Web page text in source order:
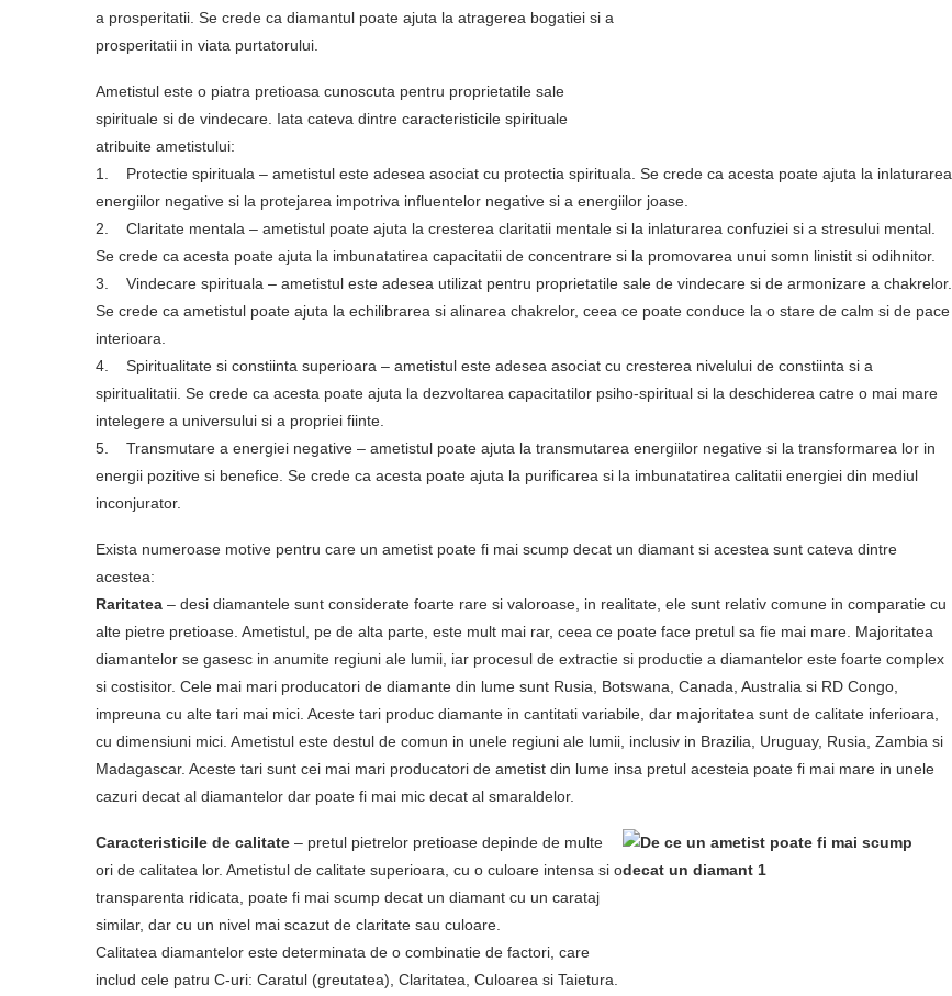
a prosperitatii. Se crede ca diamantul poate ajuta la atragerea bogatiei si a
prosperitatii in viata purtatorului.
Ametistul este o piatra pretioasa cunoscuta pentru proprietatile sale
spirituale si de vindecare. Iata cateva dintre caracteristicile spirituale
atribuite ametistului:
1. Protectie spirituala – ametistul este adesea asociat cu protectia spirituala. Se crede ca acesta poate ajuta la inlaturarea
energiilor negative si la protejarea impotriva influentelor negative si a energiilor joase.
2. Claritate mentala – ametistul poate ajuta la cresterea claritatii mentale si la inlaturarea confuziei si a stresului mental.
Se crede ca acesta poate ajuta la imbunatatirea capacitatii de concentrare si la promovarea unui somn linistit si odihnitor.
3. Vindecare spirituala – ametistul este adesea utilizat pentru proprietatile sale de vindecare si de armonizare a chakrelor.
Se crede ca ametistul poate ajuta la echilibrarea si alinarea chakrelor, ceea ce poate conduce la o stare de calm si de pace
interioara.
4. Spiritualitate si constiinta superioara – ametistul este adesea asociat cu cresterea nivelului de constiinta si a
spiritualitatii. Se crede ca acesta poate ajuta la dezvoltarea capacitatilor psiho-spiritual si la deschiderea catre o mai mare
intelegere a universului si a propriei fiinte.
5. Transmutare a energiei negative – ametistul poate ajuta la transmutarea energiilor negative si la transformarea lor in
energii pozitive si benefice. Se crede ca acesta poate ajuta la purificarea si la imbunatatirea calitatii energiei din mediul
inconjurator.
Exista numeroase motive pentru care un ametist poate fi mai scump decat un diamant si acestea sunt cateva dintre
acestea:
Raritatea – desi diamantele sunt considerate foarte rare si valoroase, in realitate, ele sunt relativ comune in comparatie cu
alte pietre pretioase. Ametistul, pe de alta parte, este mult mai rar, ceea ce poate face pretul sa fie mai mare. Majoritatea
diamantelor se gasesc in anumite regiuni ale lumii, iar procesul de extractie si productie a diamantelor este foarte complex
si costisitor. Cele mai mari producatori de diamante din lume sunt Rusia, Botswana, Canada, Australia si RD Congo,
impreuna cu alte tari mai mici. Aceste tari produc diamante in cantitati variabile, dar majoritatea sunt de calitate inferioara,
cu dimensiuni mici. Ametistul este destul de comun in unele regiuni ale lumii, inclusiv in Brazilia, Uruguay, Rusia, Zambia si
Madagascar. Aceste tari sunt cei mai mari producatori de ametist din lume insa pretul acesteia poate fi mai mare in unele
cazuri decat al diamantelor dar poate fi mai mic decat al smaraldelor.
Caracteristicile de calitate – pretul pietrelor pretioase depinde de multe
ori de calitatea lor. Ametistul de calitate superioara, cu o culoare intensa si o
transparenta ridicata, poate fi mai scump decat un diamant cu un carataj
similar, dar cu un nivel mai scazut de claritate sau culoare.
Calitatea diamantelor este determinata de o combinatie de factori, care
includ cele patru C-uri: Caratul (greutatea), Claritatea, Culoarea si Taietura.